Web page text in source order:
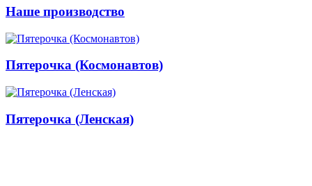
Наше производство
Пятерочка (Космонавтов)
Пятерочка (Ленская)